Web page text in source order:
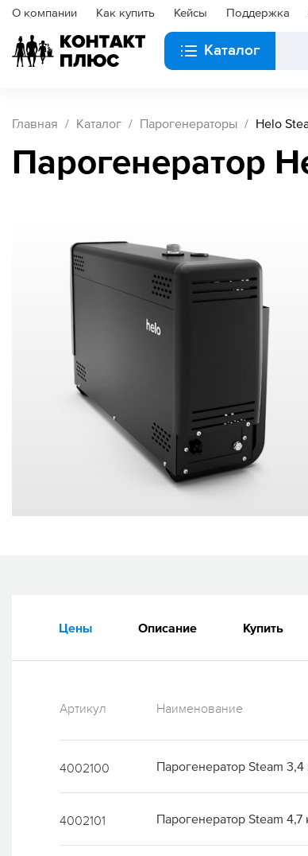
О компании Как купить Кейсы Поддержка
Каталог
Главная Каталог Парогенераторы Helo
Парогенератор
Цены Описание Купить
Артикул Наименование
4002100 Парогенератор Steam 3,4
4002101 Парогенератор Steam 4,7